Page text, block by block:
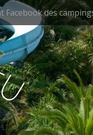
Facebook des